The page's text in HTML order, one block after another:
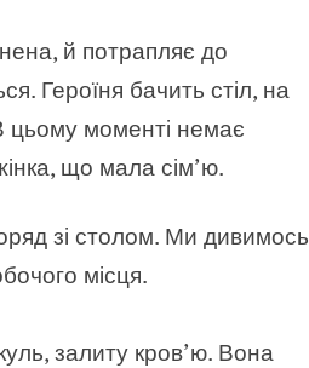
й потрапляє до
Героїня бачить стіл, на
цьому моменті немає
що мала сім’ю.
зі столом. Ми дивимось
місця.
залиту кров’ю. Вона